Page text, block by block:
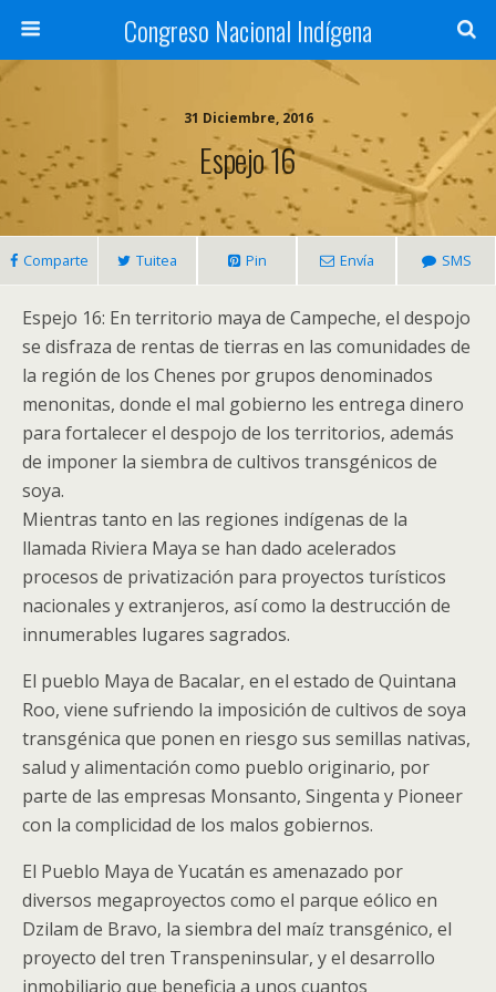
Congreso Nacional Indígena
31 Diciembre, 2016
Espejo 16
Comparte Tuitea Pin Envía SMS
Espejo 16: En territorio maya de Campeche, el despojo
se disfraza de rentas de tierras en las comunidades de
la región de los Chenes por grupos denominados
menonitas, donde el mal gobierno les entrega dinero
para fortalecer el despojo de los territorios, además
de imponer la siembra de cultivos transgénicos de
soya.
Mientras tanto en las regiones indígenas de la
llamada Riviera Maya se han dado acelerados
procesos de privatización para proyectos turísticos
nacionales y extranjeros, así como la destrucción de
innumerables lugares sagrados.
El pueblo Maya de Bacalar, en el estado de Quintana
Roo, viene sufriendo la imposición de cultivos de soya
transgénica que ponen en riesgo sus semillas nativas,
salud y alimentación como pueblo originario, por
parte de las empresas Monsanto, Singenta y Pioneer
con la complicidad de los malos gobiernos.
El Pueblo Maya de Yucatán es amenazado por
diversos megaproyectos como el parque eólico en
Dzilam de Bravo, la siembra del maíz transgénico, el
proyecto del tren Transpeninsular, y el desarrollo
inmobiliario que beneficia a unos cuantos